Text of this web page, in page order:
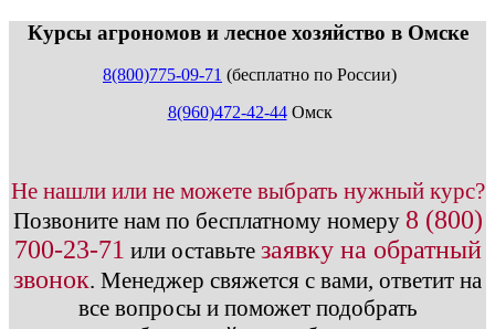
Курсы агрономов и лесное хозяйство в Омске
8(800)775-09-71 (бесплатно по России)
8(960)472-42-44Омск
Не нашли или не можете выбрать нужный курс?
Позвоните нам по бесплатному номеру 8 (800)
700-23-71 или оставьте заявку на обратный
звонок. Менеджер свяжется с вами, ответит на
все вопросы и поможет подобрать